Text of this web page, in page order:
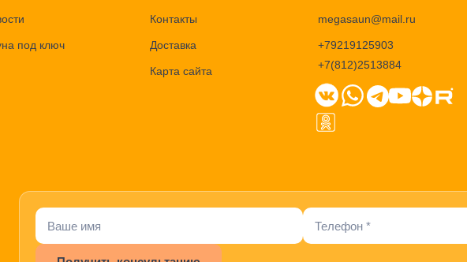
под ключ
Контакты
Доставка
Карта сайта
megasaun@mail.ru
+79219125903
+7(812)2513884